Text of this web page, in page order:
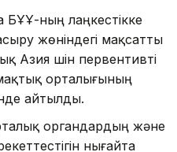
БҰҰ-ның лаңкестікке
жөніндегі мақсатты
Азия үшін первентивті
орталығының
айтылды.
органдардың және
нығайта